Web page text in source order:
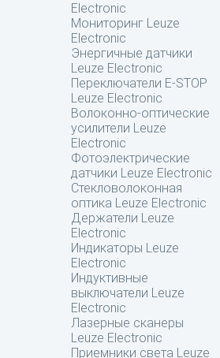
Electronic
Мониторинг Leuze
Electronic
Энергичные датчики
Leuze Electronic
Переключатели E-STOP
Leuze Electronic
Волоконно-оптические
усилители Leuze
Electronic
Фотоэлектрические
датчики Leuze Electronic
Стекловолоконная
оптика Leuze Electronic
Держатели Leuze
Electronic
Индикаторы Leuze
Electronic
Индуктивные
выключатели Leuze
Electronic
Лазерные сканеры
Leuze Electronic
Приемники света Leuze